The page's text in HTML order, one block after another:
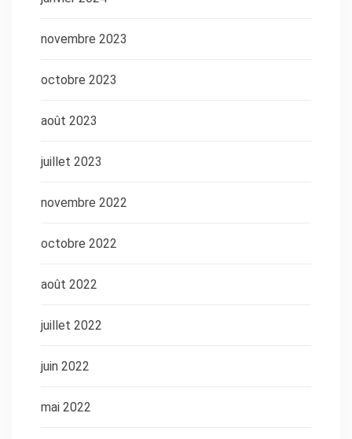
novembre 2023
octobre 2023
août 2023
juillet 2023
novembre 2022
octobre 2022
août 2022
juillet 2022
juin 2022
mai 2022